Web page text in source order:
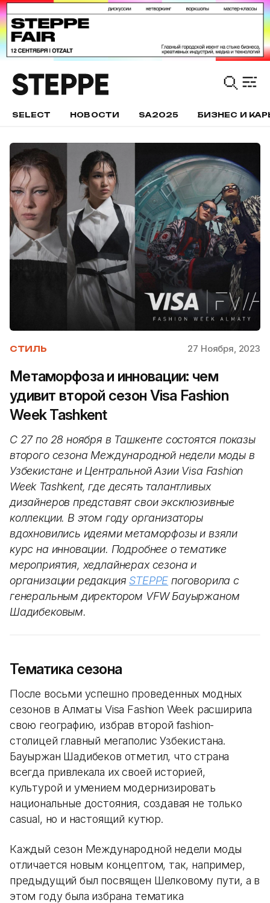
SELECT НОВОСТИ SA2025 БИЗНЕС И
СТИЛЬ 27 Ноября, 2023
Метаморфоза и инновации: чем
удивит второй сезон Visa Fashion
Week Tashkent
С 27 по 28 ноября в Ташкенте состоятся показы
второго сезона Международной недели моды в
Узбекистане и Центральной Азии Visa Fashion
Week Tashkent, где десять талантливых
дизайнеров представят свои эксклюзивные
коллекции. В этом году организаторы
вдохновились идеями метаморфозы и взяли
курс на инновации. Подробнее о тематике
мероприятия, хедлайнерах сезона и
организации редакция STEPPE поговорила с
генеральным директором VFW Бауыржаном
Шадибековым.
Тематика сезона
После восьми успешно проведенных модных
сезонов в Алматы Visa Fashion Week расширила
свою географию, избрав второй fashion-
столицей главный мегаполис Узбекистана.
Бауыржан Шадибеков отметил, что страна
всегда привлекала их своей историей,
культурой и умением модернизировать
национальные достояния, создавая не только
casual, но и настоящий кутюр.
Каждый сезон Международной недели моды
отличается новым концептом, так, например,
предыдущий был посвящен Шелковому пути, а в
этом году была избрана тематика